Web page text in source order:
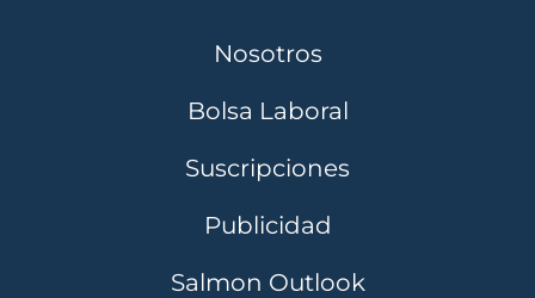
Nosotros
Bolsa Laboral
Suscripciones
Publicidad
Salmon Outlook